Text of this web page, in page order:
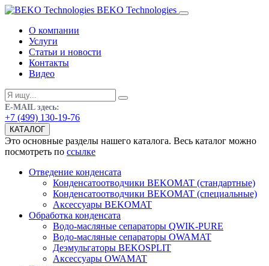
BEKO Technologies
О компании
Услуги
Статьи и новости
Контакты
Видео
E-MAIL здесь:
+7 (499) 130-19-76
КАТАЛОГ
Это основные разделы нашего каталога. Весь каталог можно
посмотреть по ссылке
Отведение конденсата
Конденсатоотводчики BEKOMAT (стандартные)
Конденсатоотводчики BEKOMAT (специальные)
Аксессуары BEKOMAT
Обработка конденсата
Водо-масляные сепараторы QWIK-PURE
Водо-масляные сепараторы OWAMAT
Деэмульгаторы BEKOSPLIT
Аксессуары OWAMAT